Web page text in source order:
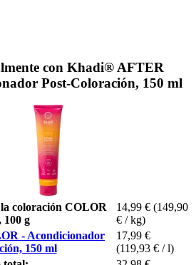
con Khadi® AFTER
Post-Coloración, 150 ml
coloración COLOR
100 g
14,99 € (149,90
€ / kg)
- Acondicionador
150 ml
17,99 €
(119,93 € / l)